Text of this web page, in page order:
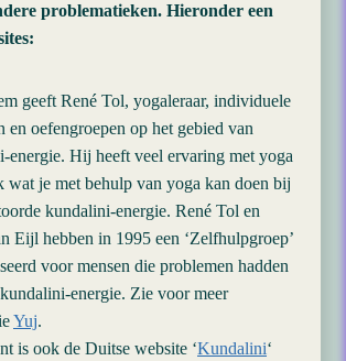
problematieken. Hieronder een
geeft René Tol, yogaleraar, individuele
en oefengroepen op het gebied van
energie. Hij heeft veel ervaring met yoga
wat je met behulp van yoga kan doen bij
kundalini-energie. René Tol en
Eijl hebben in 1995 een ‘Zelfhulpgroep’
voor mensen die problemen hadden
energie. Zie voor meer
Yuj.
is ook de Duitse website ‘Kundalini‘